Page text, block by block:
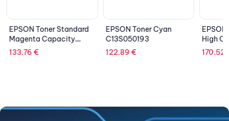
EPSON Toner Standard
Magenta Capacity
C13S050559
133.76€
EPSON Toner Cyan
C13S050193
122.89€
High
170.52